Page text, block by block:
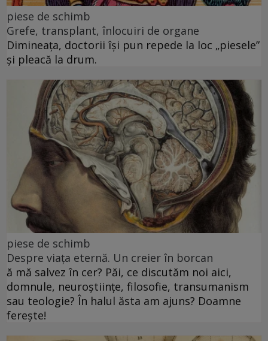
piese de schimb
Grefe, transplant, înlocuiri de organe
Dimineața, doctorii își pun repede la loc „piesele”
și pleacă la drum.
piese de schimb
Despre viața eternă. Un creier în borcan
ă mă salvez în cer? Păi, ce discutăm noi aici,
domnule, neuroștiințe, filosofie, transumanism
sau teologie? În halul ăsta am ajuns? Doamne
ferește!